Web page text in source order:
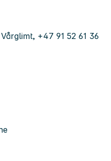
+47 91 52 61 36